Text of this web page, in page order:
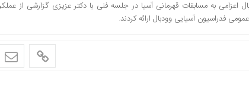
به مسابقات قهرمانی آسیا در جلسه فنی با دکتر عزیزی گزارشی از
فدراسیون آسیایی وودبال ارائه کردند.